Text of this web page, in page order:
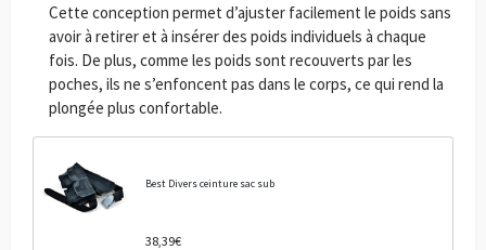
Cette conception permet d’ajuster facilement le poids sans
avoir à retirer et à insérer des poids individuels à chaque
fois. De plus, comme les poids sont recouverts par les
poches, ils ne s’enfoncent pas dans le corps, ce qui rend la
plongée plus confortable.
Best Divers ceinture sac sub
38,39€